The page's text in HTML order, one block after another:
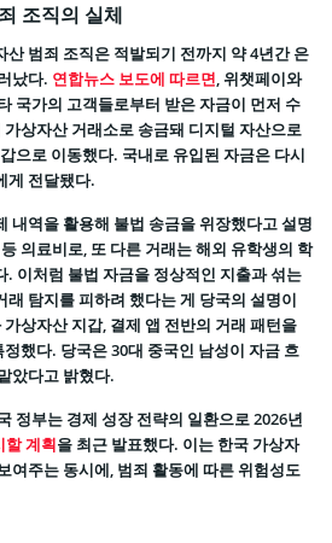
조직의 실체
범죄 조직은 적발되기 전까지 약 4년간 은
났다. 연합뉴스 보도에 따르면, 위챗페이와
국가의 고객들로부터 받은 자금이 먼저 수
상자산 거래소로 송금돼 디지털 자산으로
으로 이동했다. 국내로 유입된 자금은 다시
게 전달됐다.
내역을 활용해 불법 송금을 위장했다고 설명
의료비로, 또 다른 거래는 해외 유학생의 학
. 이처럼 불법 자금을 정상적인 지출과 섞는
래 탐지를 피하려 했다는 게 당국의 설명이
상자산 지갑, 결제 앱 전반의 거래 패턴을
했다. 당국은 30대 중국인 남성이 자금 흐
았다고 밝혔다.
정부는 경제 성장 전략의 일환으로 2026년
할 계획을 최근 발표했다. 이는 한국 가상자
여주는 동시에, 범죄 활동에 따른 위험성도